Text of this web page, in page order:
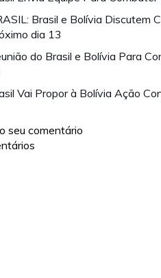
Brasil e Bolívia Discutem
dia 13
do Brasil e Bolívia Para
Vai Propor à Bolívia Ação
seu comentário